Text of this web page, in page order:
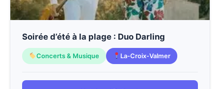
Soirée d’été à la plage : Duo Darling
Concerts & Musique La-Croix-Valmer